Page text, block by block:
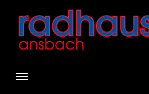
Toggle navigation